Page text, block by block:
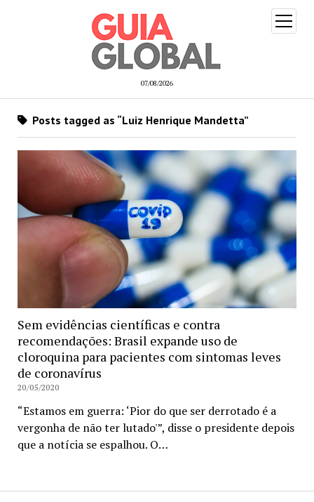
07/08/2026
open
menu
Posts tagged as “Luiz Henrique Mandetta”
Sem evidências científicas e contra
recomendações: Brasil expande uso de
cloroquina para pacientes com sintomas leves
de coronavírus
20/05/2020
“Estamos em guerra: ‘Pior do que ser derrotado é a
vergonha de não ter lutado'”, disse o presidente depois
que a notícia se espalhou. O…